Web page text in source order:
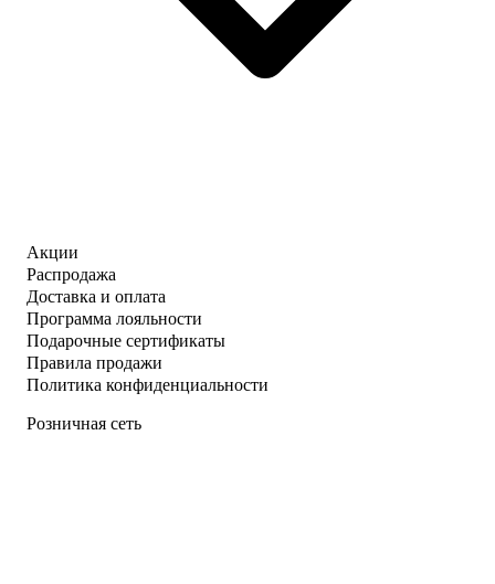
Акции
Распродажа
Доставка и оплата
Программа лояльности
Подарочные сертификаты
Правила продажи
Политика конфиденциальности
Розничная сеть